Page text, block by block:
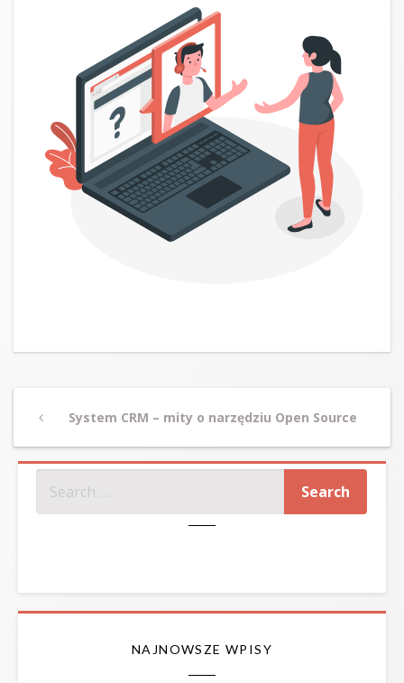
navigation
PreviousSystem CRM – mity o narzędziu Open Source
NAJNOWSZE WPISY